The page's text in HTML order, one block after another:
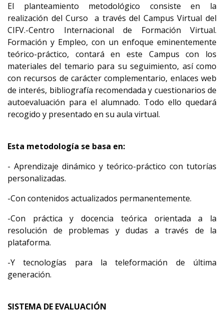
El planteamiento metodológico consiste en la
realización del Curso a través del Campus Virtual del
CIFV.-Centro Internacional de Formación Virtual.
Formación y Empleo, con un enfoque eminentemente
teórico-práctico, contará en este Campus con los
materiales del temario para su seguimiento, así como
con recursos de carácter complementario, enlaces web
de interés, bibliografía recomendada y cuestionarios de
autoevaluación para el alumnado. Todo ello quedará
recogido y presentado en su aula virtual.
Esta metodología se basa en:
- Aprendizaje dinámico y teórico-práctico con tutorías
personalizadas.
-Con contenidos actualizados permanentemente.
-Con práctica y docencia teórica orientada a la
resolución de problemas y dudas a través de la
plataforma.
-Y tecnologías para la teleformación de última
generación.
SISTEMA DE EVALUACIÓN